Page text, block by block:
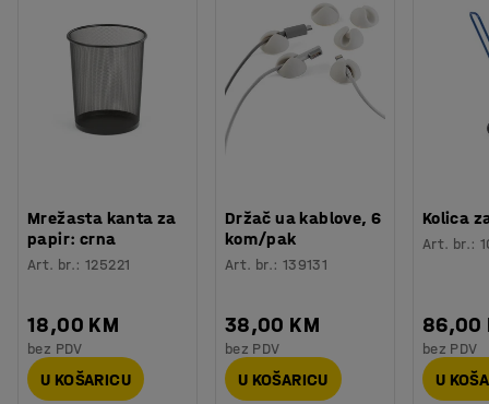
Potreban broj osoba
Procjena vremena
:
Montaža: Dolazi nesastavljeno
Testirano: EN 16139:2013, EN 1022:2018
Mrežasta kanta za
papir: crna
Art. br.:125221
18,00 KM
bez PDV
U KOŠARICU
Držač ua kablove, 6
kom/pak
Art. br.: 139131
38,00 KM
bez PDV
U KOŠARICU
Kolica
Art. br.:
86,00
bez PDV
U